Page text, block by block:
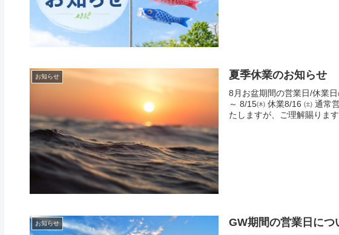
お知らせ 夏季休業のお知らせ
8月お盆期間の営業日/休業
～ 8/15㈭ 休業8/16 ㈯ 通常
たしますが、ご理解賜りま
お知らせ GW期間の営業日につ